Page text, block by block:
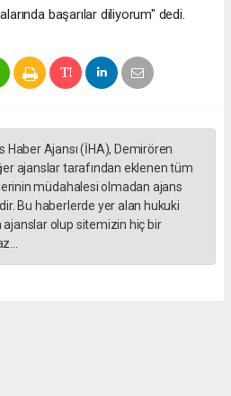
başarılar diliyorum" dedi.
Haber Ajansı (İHA), Demirören
ajanslar tarafından eklenen tüm
müdahalesi olmadan ajans
Bu haberlerde yer alan hukuki
olup sitemizin hiç bir